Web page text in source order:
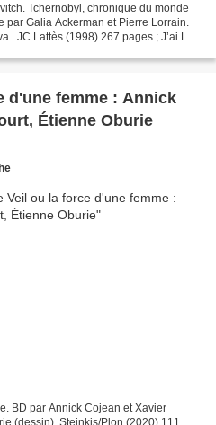
Tchernobyl, chronique du monde
par Galia Ackerman et Pierre Lorrain.
. JC Lattès (1998) 267 pages ; J’ai Lu
d'une femme : Annick
Étienne Oburie
BD par Annick Cojean et Xavier
(dessin). Steinkis/Plon (2020) 111